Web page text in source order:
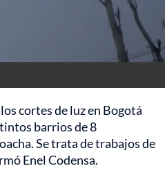
cortes de luz en Bogotá
barrios de 8
Se trata de trabajos de
Enel Codensa.